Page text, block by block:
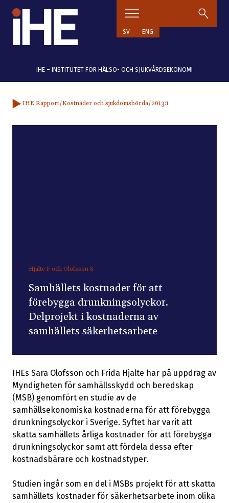
IHE – INSTITUTET FÖR HÄLSO- OCH SJUKVÅRDSEKONOMI
SV ENG
IHE Rapport/Kostnader och sjukdomsbörda/2013:1
Hjalte F och Olofsson S
Samhällets kostnader för att
förebygga drunkningsolyckor.
Delprojekt i kostnaderna av
samhällets säkerhetsarbete
IHEs Sara Olofsson och Frida Hjalte har på uppdrag av
Myndigheten för samhällsskydd och beredskap
(MSB) genomfört en studie av de
samhällsekonomiska kostnaderna för att förebygga
drunkningsolyckor i Sverige. Syftet har varit att
skatta samhällets årliga kostnader för att förebygga
drunkningsolyckor samt att fördela dessa efter
kostnadsbärare och kostnadstyper.
Studien ingår som en del i MSBs projekt för att skatta
samhällets kostnader för säkerhetsarbete inom olika